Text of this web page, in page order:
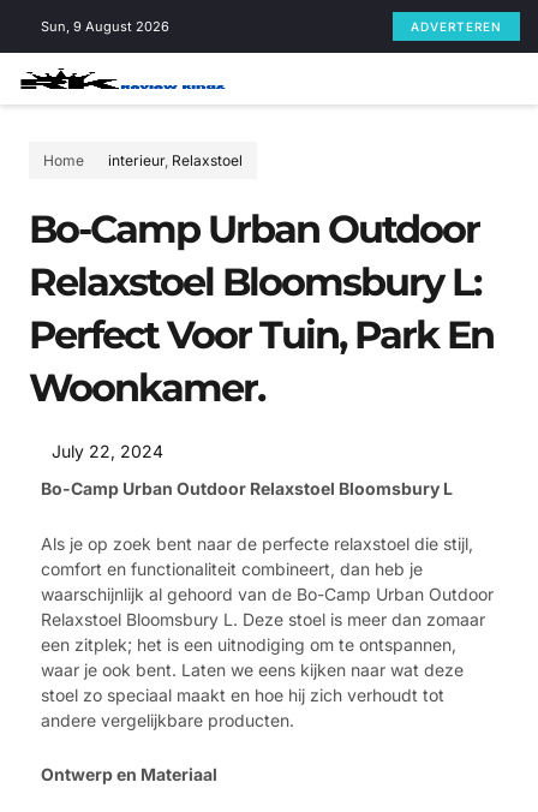
Sun, 9 August 2026 ADVERTEREN
Home interieur, Relaxstoel
Bo-Camp Urban Outdoor
Relaxstoel Bloomsbury L:
Perfect Voor Tuin, Park En
Woonkamer.
July 22, 2024
Bo-Camp Urban Outdoor Relaxstoel Bloomsbury L
Als je op zoek bent naar de perfecte relaxstoel die stijl,
comfort en functionaliteit combineert, dan heb je
waarschijnlijk al gehoord van de Bo-Camp Urban Outdoor
Relaxstoel Bloomsbury L. Deze stoel is meer dan zomaar
een zitplek; het is een uitnodiging om te ontspannen,
waar je ook bent. Laten we eens kijken naar wat deze
stoel zo speciaal maakt en hoe hij zich verhoudt tot
andere vergelijkbare producten.
Ontwerp en Materiaal